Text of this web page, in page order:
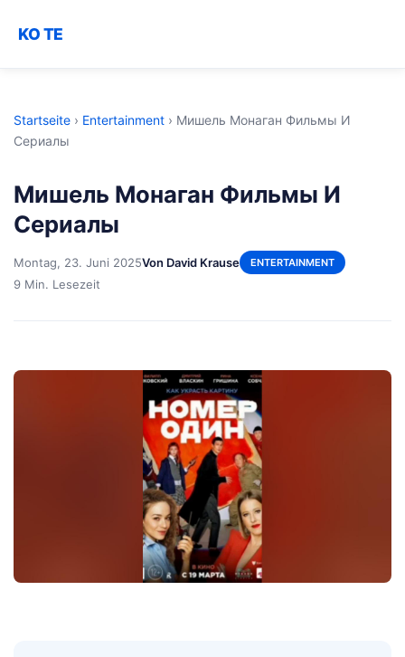
KO TE
Startseite › Entertainment › Мишель Монаган Фильмы И
Сериалы
Мишель Монаган Фильмы И
Сериалы
Montag, 23. Juni 2025Von David Krause ENTERTAINMENT
9 Min. Lesezeit